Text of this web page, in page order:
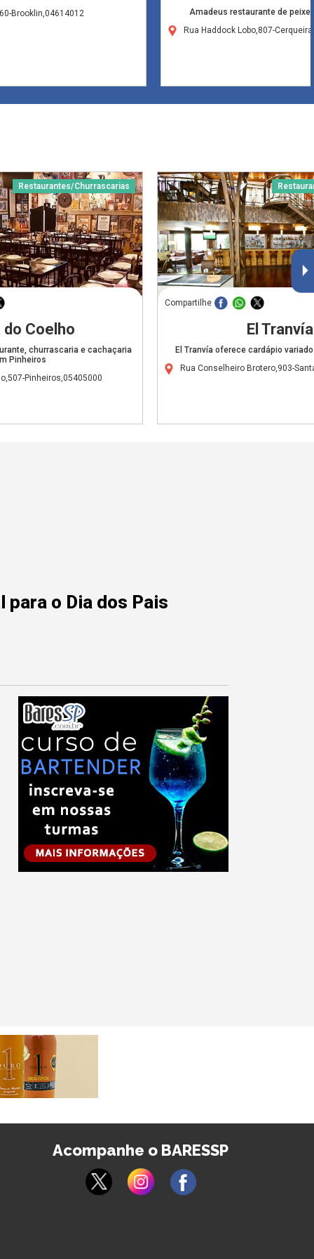
Brooklin,04614012
Amadeus restaurante de
Rua Haddock Lobo,807-
Restaurantes/Churrascarias
do Coelho
churrascaria e cachaçaria
Pinheiros
Pinheiros,05405000
Compartilhe
El Tranvía
El Tranvía oferece cardápio
Rua Conselheiro Brotero,903-
o Dia dos Pais
Acompanhe o BARESSP